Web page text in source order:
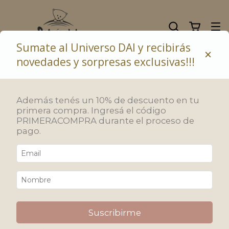
10% de descuento abonando con transferencia bancaria
Inicio REGALOS PARA BEBÉS
REGALOS PARA BEBÉS
Encontrarás todo lo necesario para recién nacidos. Prendas
realizadas en puro algodón con detalles funcionales y de
excelente calidad.
Filtrar
Sumate al Universo DAI y recibirás
novedades y sorpresas exclusivas!!!
×
Además tenés un 10% de descuento en tu
primera compra. Ingresá el código
PRIMERACOMPRA durante el proceso de
pago.
Suscribirme